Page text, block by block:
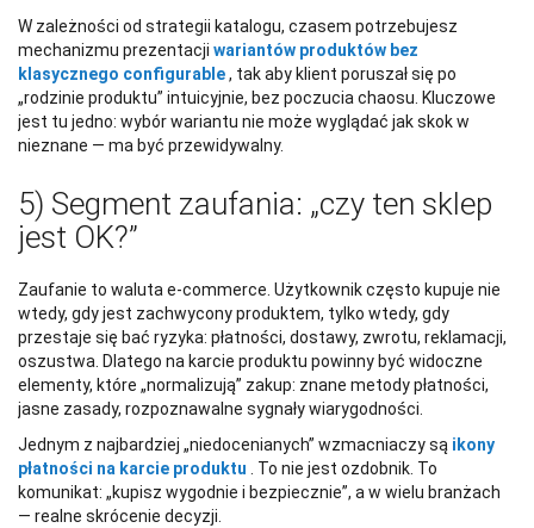
W zależności od strategii katalogu, czasem potrzebujesz
mechanizmu prezentacji wariantów produktów bez
klasycznego configurable, tak aby klient poruszał się po
„rodzinie produktu” intuicyjnie, bez poczucia chaosu. Kluczowe
jest tu jedno: wybór wariantu nie może wyglądać jak skok w
nieznane — ma być przewidywalny.
5) Segment zaufania: „czy ten sklep
jest OK?”
Zaufanie to waluta e-commerce. Użytkownik często kupuje nie
wtedy, gdy jest zachwycony produktem, tylko wtedy, gdy
przestaje się bać ryzyka: płatności, dostawy, zwrotu, reklamacji,
oszustwa. Dlatego na karcie produktu powinny być widoczne
elementy, które „normalizują” zakup: znane metody płatności,
jasne zasady, rozpoznawalne sygnały wiarygodności.
Jednym z najbardziej „niedocenianych” wzmacniaczy są ikony
płatności na karcie produktu
. To nie jest ozdobnik. To
komunikat: „kupisz wygodnie i bezpiecznie”, a w wielu branżach
— realne skrócenie decyzji.